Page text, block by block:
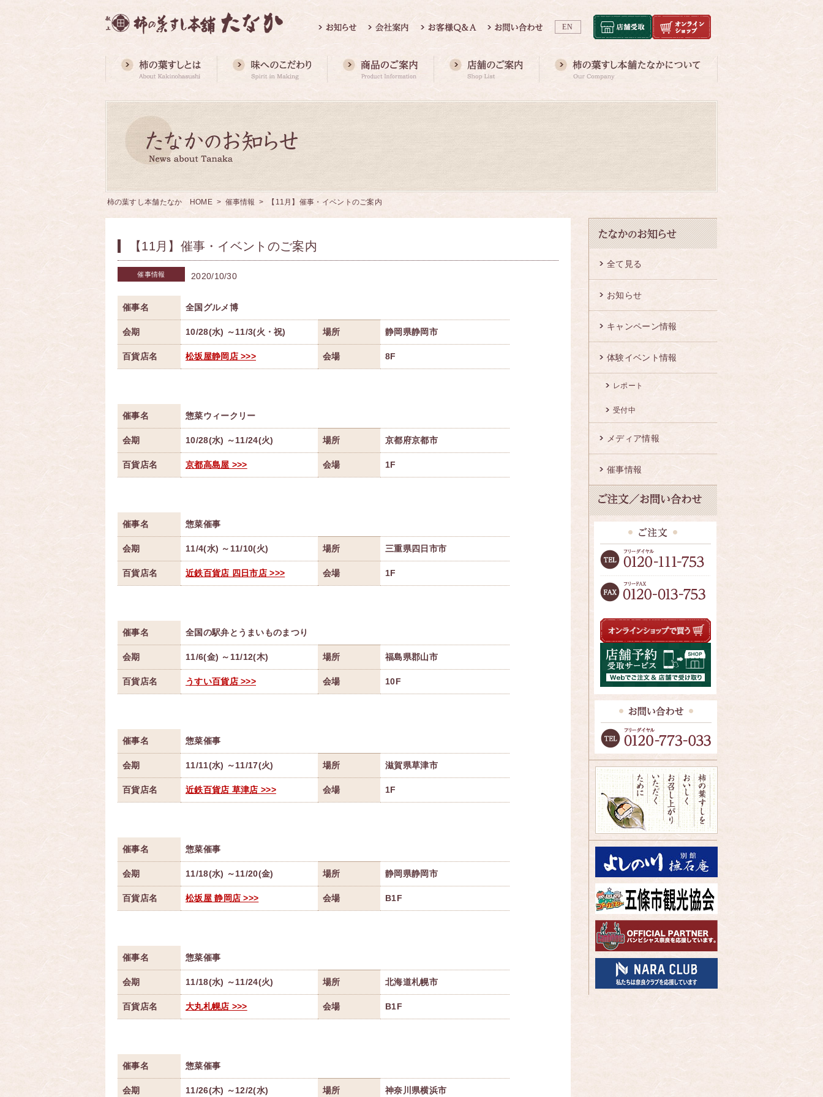
EN
柿の葉すし本舗たなか HOME > 催事情報 > 【11月】催事・イベントのご案内
【11月】催事・イベントのご案内
催事情報 2020/10/30
催事名 全国グルメ博
会期 10/28(水) ～11/3(火・祝) 場所 静岡県静岡市
百貨店名 松坂屋静岡店 >>> 会場 8F
催事名 惣菜ウィークリー
会期 10/28(水) ～11/24(火) 場所 京都府京都市
百貨店名 京都高島屋 >>> 会場 1F
催事名 惣菜催事
会期 11/4(水) ～11/10(火) 場所 三重県四日市市
百貨店名 近鉄百貨店 四日市店 >>> 会場 1F
催事名 全国の駅弁とうまいものまつり
会期 11/6(金) ～11/12(木) 場所 福島県郡山市
百貨店名 うすい百貨店 >>> 会場 10F
催事名 惣菜催事
会期 11/11(水) ～11/17(火) 場所 滋賀県草津市
百貨店名 近鉄百貨店 草津店 >>> 会場 1F
催事名 惣菜催事
会期 11/18(水) ～11/20(金) 場所 静岡県静岡市
百貨店名 松坂屋 静岡店 >>> 会場 B1F
催事名 惣菜催事
会期 11/18(水) ～11/24(火) 場所 北海道札幌市
百貨店名 大丸札幌店 >>> 会場 B1F
催事名 惣菜催事
会期 11/26(木) ～12/2(水) 場所 神奈川県横浜市
全て見る
お知らせ
キャンペーン情報
体験イベント情報
レポート
受付中
メディア情報
催事情報